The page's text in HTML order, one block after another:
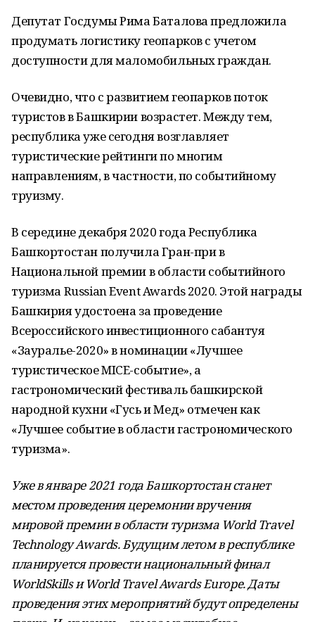
Депутат Госдумы Рима Баталова предложила
продумать логистику геопарков с учетом
доступности для маломобильных граждан.
Очевидно, что с развитием геопарков поток
туристов в Башкирии возрастет. Между тем,
республика уже сегодня возглавляет
туристические рейтинги по многим
направлениям, в частности, по событийному
труизму.
В середине декабря 2020 года Республика
Башкортостан получила Гран-при в
Национальной премии в области событийного
туризма Russian Event Awards 2020. Этой награды
Башкирия удостоена за проведение
Всероссийского инвестиционного сабантуя
«Зауралье-2020» в номинации «Лучшее
туристическое MICE-событие», а
гастрономический фестиваль башкирской
народной кухни «Гусь и Мед» отмечен как
«Лучшее событие в области гастрономического
туризма».
Уже в январе 2021 года Башкортостан станет
местом проведения церемонии вручения
мировой премии в области туризма World Travel
Technology Awards. Будущим летом в республике
планируется провести национальный финал
WorldSkills и World Travel Awards Europe. Даты
проведения этих мероприятий будут определены